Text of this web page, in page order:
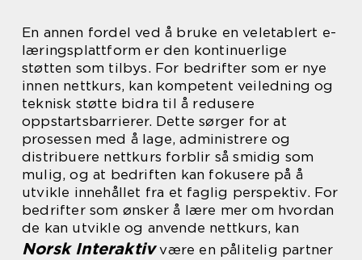
En annen fordel ved å bruke en veletablert e-
læringsplattform er den kontinuerlige
støtten som tilbys. For bedrifter som er nye
innen nettkurs, kan kompetent veiledning og
teknisk støtte bidra til å redusere
oppstartsbarrierer. Dette sørger for at
prosessen med å lage, administrere og
distribuere nettkurs forblir så smidig som
mulig, og at bedriften kan fokusere på å
utvikle innehållet fra et faglig perspektiv. For
bedrifter som ønsker å lære mer om hvordan
de kan utvikle og anvende nettkurs, kan
Norsk Interaktivvære en pålitelig partner